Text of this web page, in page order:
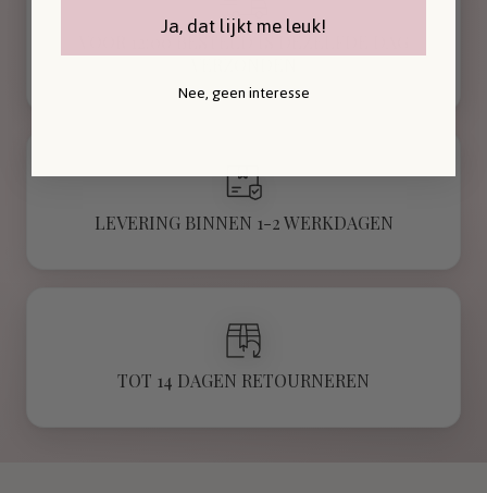
VOOR 12:00 BESTELD IS DEZELFDE DAG
VERZONDEN
LEVERING BINNEN 1-2 WERKDAGEN
TOT 14 DAGEN RETOURNEREN
Ja, dat lijkt me leuk!
Nee, geen interesse